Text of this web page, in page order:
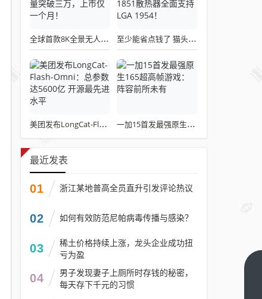
全球首款8K全景无人机影翎A1全球出货量突破三万，上市仅一个月！ 至少能省点钱了 猫头鹰确认：现有LGA 1851散热器全面支持LGA 1954！
美团发布LongCat-Flash-Omni：总参数达5600亿 开源最先进水平 一加15首发最强原生165超高帧游戏：阵容前所未有
最近发表
01 浙江某地普高全员直升引发评论热议
02 如何有效防范尼帕病毒传播与感染？
03
稀土价格持续上涨，龙头企业成功扭
亏为盈
04
男子发现妻子上厕所时存钱的秘密，
每天存下千元的习惯